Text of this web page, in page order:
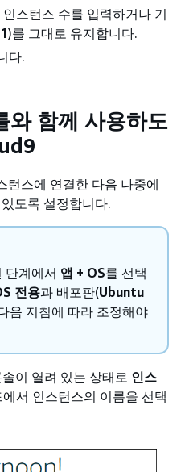
스턴스 수를 입력하거나 기
)를 그대로 유지합니다.
다.
와 함께 사용하도
턴스에 연결한 다음 나중에
도록 설정합니다.
단계에서 앱 + OS를 선택
전용과 배포판(Ubuntu
음 지침에 따라 조정해야
이 열려 있는 상태로 인스
서 인스턴스의 이름을 선택